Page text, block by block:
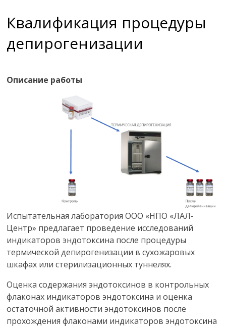
Квалификация процедуры
депирогенизации
Описание работы
Испытательная лаборатория ООО «НПО «ЛАЛ-
Центр» предлагает проведение исследований
индикаторов эндотоксина после процедуры
термической депирогенизации в сухожаровых
шкафах или стерилизационных туннелях.
Оценка содержания эндотоксинов в контрольных
флаконах индикаторов эндотоксина и оценка
остаточной активности эндотоксинов после
прохождения флаконами индикаторов эндотоксина